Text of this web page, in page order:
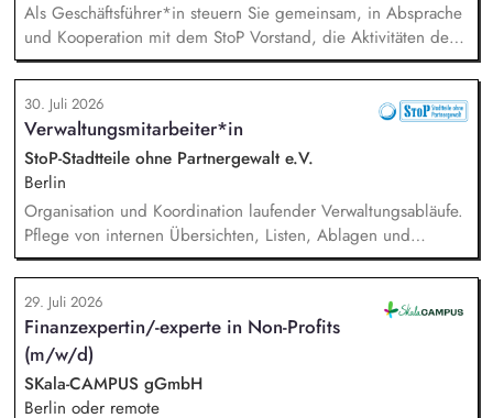
Als Geschäftsführer*in steuern Sie gemeinsam, in Absprache
und Kooperation mit dem StoP Vorstand, die Aktivitäten der
Bundesfachstelle StoP. Im Einzelnen bedeutet das:
Projektmanagement und Verantwortung für die Umsetzung
des Gesamtprojektes, Gesamtsteuerung und Sicherstellung
des wirtschaftlichen Betriebes der Geschäftsstelle und des
Vereins (Finanzierung, Controlling), Akquise von
Fördermitteln und Spenden sowie Personalverantwortung für
die Bundesfachstelle mit 4 Mitarbeitenden.
30. Juli 2026
Verwaltungsmitarbeiter*in
StoP-Stadtteile ohne Partnergewalt e.V.
Berlin
Organisation und Koordination laufender Verwaltungsabläufe.
Pflege von internen Übersichten, Listen, Ablagen und
Dokumentationen. Verwaltung von Terminen, Fristen,
Anfragen und interner Kommunikation. Unterstützung bei der
Organisation von Veranstaltungen (online und in Präsenz).
Administrative Unterstützung der Vereinsarbeit, insbesondere
bei der Verwaltung der Mitgliederdaten, Mitgliedsbeiträge,
Vereinsregister und bei der Organisation von
Vereinsgremien.
29. Juli 2026
Finanzexpertin/-experte in Non-Profits
(m/w/d)
SKala-CAMPUS gGmbH
Berlin oder remote